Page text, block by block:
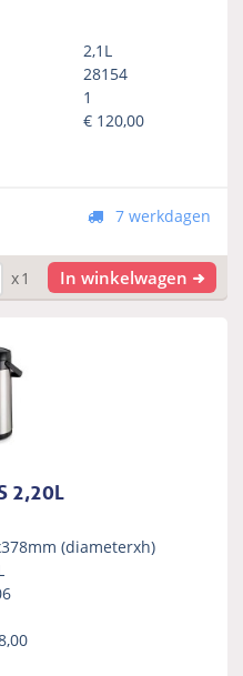
2,1L
28154
1
€ 120,00
7 werkdagen
x1 In winkelwagen
2,20L
(diameterxh)